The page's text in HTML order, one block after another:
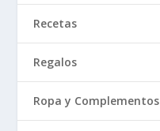
Recetas
Regalos
Ropa y Complementos